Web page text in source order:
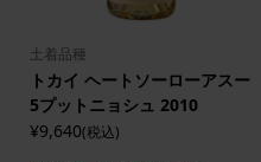
土着品種
トカイ ヘートソーローアスー
5プットニョシュ 2010
¥9,640(税込)